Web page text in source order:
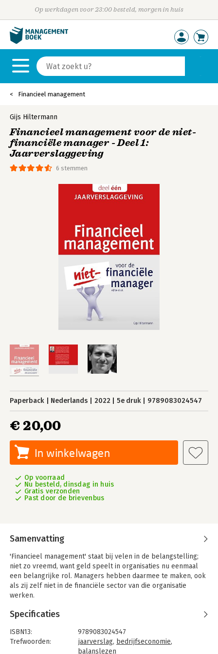
Op werkdagen voor 23:00 besteld, morgen in huis
Financieel management
6 stemmen
Gijs Hiltermann
Financieel management voor de niet-
financiële manager - Deel 1:
Jaarverslaggeving
Paperback Nederlands 2022 5e druk 9789083024547
€ 20,00
In winkelwagen
Op voorraad
Nu besteld, dinsdag in huis
Gratis verzonden
Past door de brievenbus
Samenvatting
'Financieel management' staat bij velen in de belangstelling;
niet zo vreemd, want geld speelt in organisaties nu eenmaal
een belangrijke rol. Managers hebben daarmee te maken, ook
als zij zelf niet in de financiële sector van die organisatie
werken.
Zo moeten er gesprekken worden gevoerd met financiële
functionarissen, zoals controllers, accountants en financieel
directeuren. Bedrijfsvoeringsaspecten brengen ook vrijwel
altijd financiële gevolgen mee, die in managementteams
worden besproken. Voldoende kennis van financieel
Specificaties
ISBN13:
9789083024547
Trefwoorden:
jaarverslag, bedrijfseconomie,
balanslezen